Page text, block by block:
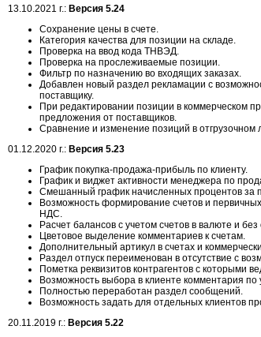
13.10.2021 г.: Версия 5.24
Сохранение цены в счете.
Категория качества для позиции на складе.
Проверка на ввод кода ТНВЭД.
Проверка на прослеживаемые позиции.
Фильтр по назначению во входящих заказах.
Добавлен новый раздел рекламации с
поставщику.
При редактировании позиции в коммерческом
предложения от поставщиков.
Сравнение и изменение позиций в отгрузочном
01.12.2020 г.: Версия 5.23
График покупка-продажа-прибыль по клиенту.
График и виджет активности менеджера по
Смешанный график начисленных процентов за
Возможность формирование счетов и
НДС.
Расчет балансов с учетом счетов в валюте и без
Цветовое выделение комментариев к счетам.
Дополнительный артикул в счетах и
Раздел отпуск переименован в отсутствие с
Пометка реквизитов контрагентов с которыми
Возможность выбора в клиенте комментария по
Полностью переработан раздел сообщений.
Возможность задать для отдельных клиентов
20.11.2019 г.: Версия 5.22